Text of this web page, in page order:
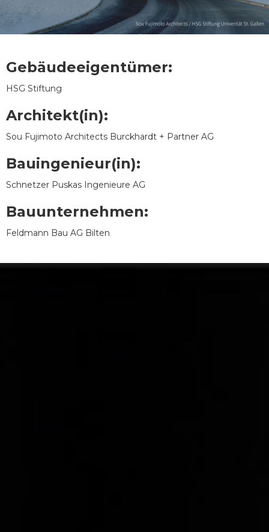
Gebäudeeigentümer:
HSG Stiftung
Architekt(in):
Sou Fujimoto Architects Burckhardt + Partner AG
Bauingenieur(in):
Schnetzer Puskas Ingenieure AG
Bauunternehmen:
Feldmann Bau AG Bilten